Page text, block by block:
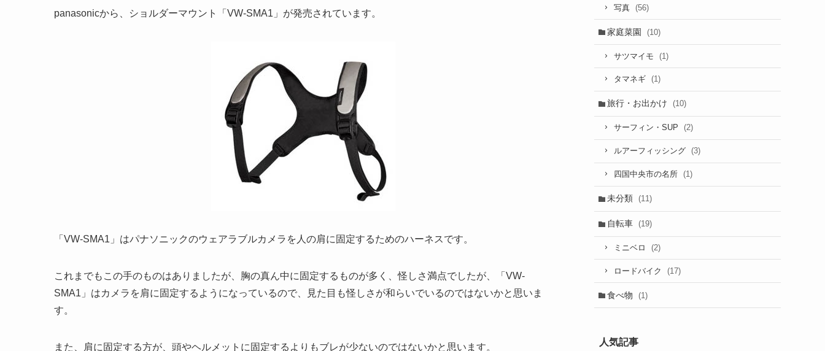
panasonicから、ショルダーマウント「VW-SMA1」が発売されています。
「VW-SMA1」はパナソニックのウェアラブルカメラを人の肩に固定するためのハーネスです。
これまでもこの手のものはありましたが、胸の真ん中に固定するものが多く、怪しさ満点でしたが、「VW-
SMA1」はカメラを肩に固定するようになっているので、見た目も怪しさが和らいでいるのではないかと思いま
す。
また、肩に固定する方が、頭やヘルメットに固定するよりもブレが少ないのではないかと思います。
写真 (56)
家庭菜園 (10)
サツマイモ (1)
タマネギ (1)
旅行・お出かけ (10)
サーフィン・SUP (2)
ルアーフィッシング (3)
四国中央市の名所 (1)
未分類 (11)
自転車 (19)
ミニベロ (2)
ロードバイク (17)
食べ物 (1)
人気記事